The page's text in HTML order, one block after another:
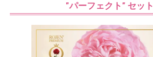
"パーフェクト" セット